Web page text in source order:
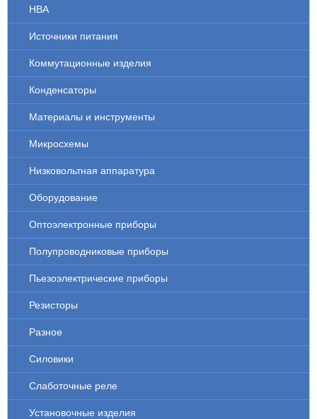
НВА
Источники питания
Коммутационные изделия
Конденсаторы
Материалы и инструменты
Микросхемы
Низковольтная аппаратура
Оборудование
Оптоэлектронные приборы
Полупроводниковые приборы
Пьезоэлектрические приборы
Резисторы
Разное
Силовики
Слаботочные реле
Установочные изделия